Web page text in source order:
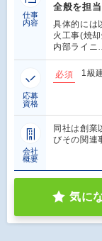
仕事
内容
全般を担当
具体的には
火工事(焼
内部ライニ
応募
資格
必須 1級
会社
概要
同社は創業
びその関連
気に